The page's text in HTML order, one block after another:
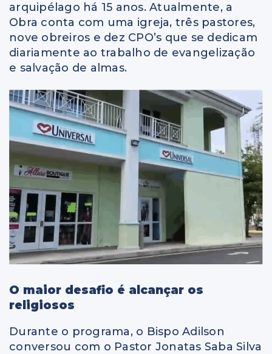
arquipélago há 15 anos. Atualmente, a
Obra conta com uma igreja, três pastores,
nove obreiros e dez CPO’s que se dedicam
diariamente ao trabalho de evangelização
e salvação de almas.
O maior desafio é alcançar os
religiosos
Durante o programa, o Bispo Adilson
conversou com o Pastor Jonatas Saba Silva